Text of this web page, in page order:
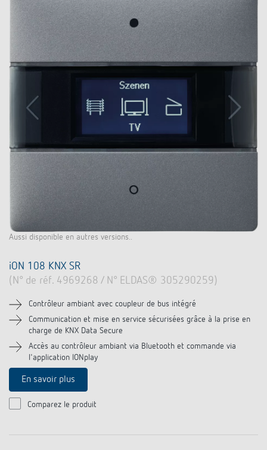
Aussi disponible en autres versions..
iON 108 KNX SR
(N° de réf. 4969268 / N° ELDAS® 305290259)
Contrôleur ambiant avec coupleur de bus intégré
Communication et mise en service sécurisées grâce à la prise en
charge de KNX Data Secure
Accès au contrôleur ambiant via Bluetooth et commande via
l'application IONplay
En savoir plus
Comparez le produit